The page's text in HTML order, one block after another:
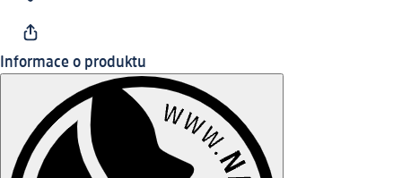
Informace o produktu